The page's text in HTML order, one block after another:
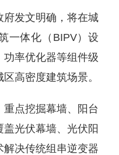
发文明确，将在城
一体化（BIPV）设
率优化器等组件级
高密度建筑场景。
点挖掘幕墙、阳台
光伏幕墙、光伏阳
决传统组串逆变器